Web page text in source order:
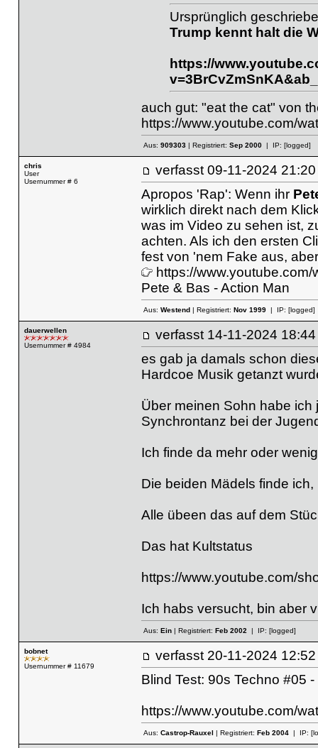
Ursprünglich
Trump kennt halt die
https://
auch gut: "eat the cat" von
https://www.youtube.com/
Aus: 909303| Registriert: Sep 2000| IP: [logged]
chris
User
Usernummer # 6
verfasst 09-11-2024
Apropos 'Rap': Wenn ihr
wirklich direkt nach dem
was im Video zu sehen ist,
achten. Als ich den ersten
fest von 'nem Fake aus,
https://
Pete & Bas - Action Man
Aus: Westend| Registriert: Nov 1999| IP: [logged]
dauerwellen
Usernummer # 4984
verfasst 14-11-2024
es gab ja damals schon
Hardcoe Musik getanzt
Über meinen Sohn habe
Synchrontanz bei der
Ich finde da mehr oder
Die beiden Mädels finde
Alle übeen das auf dem
Das hat Kultstatus
https://www.youtube.com/
Ich habs versucht, bin aber
Aus: Ein| Registriert: Feb 2002| IP: [logged]
bobnet
Usernummer # 11679
verfasst 20-11-2024
Blind Test: 90s Techno #05
https://www.youtube.com/
Aus: Castrop-Rauxel | Registriert: Feb 2004| IP: